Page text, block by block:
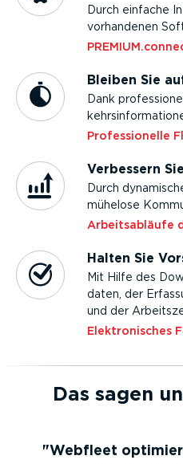
Durch einfache
vorhandenen
Bleiben Sie
Dank
Profes­sio­nelle
Verbessern
Durch
mühelose
Arbeits­ab­läufe
Halten Sie
Mit Hilfe des
daten, der
und der
Elektro­ni­sches
Das sagen
Webfleet